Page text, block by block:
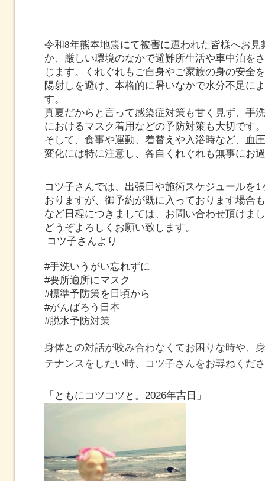
令和8年熊本地震にて被害に遭われた皆様へお
か、厳しい環境のなかで避難所生活や車中泊を
じます。くれぐれもご自身やご家族の身の安全
陽射しを避け、本格的に暑いなかで水分不足に
す。
真夏だからと言って感染症対策も甘く見ず、手
におけるマスク着用などの予防対策も大切です。
そして、食事や運動、着替えや入浴時など、血
変化には特に注意し、 各自くれぐれも無事にお
コツ子さんでは、出張日や施術スケジュールを
おりますが、御予約が既に入っております場合
など日程につきましては、お問い合わせ頂けま
どうぞよろしくお願い致します。
コツ子さんより
#手洗いうがい忘れずに
#要所適所にマスク
#標準予防策を日頃から
#がんばろう日本
#脱水予防対策
身体との対話が咬み合わなくてお困りな時や、
テナンスをしたい時、
コツ子さんをお尋ねくだ
「ともにコツコツと。 2026年吉日」